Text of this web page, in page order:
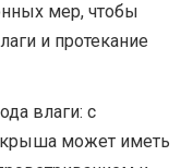
мер, чтобы
и протекание
влаги: с
крыша может иметь